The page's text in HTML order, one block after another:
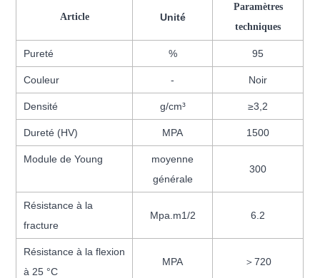
Article Unité
Paramètres
techniques
Pureté % 95
Couleur - Noir
Densité g/cm³ ≥3,2
Dureté (HV) MPA 1500
Module de Young
moyenne
générale
300
Résistance à la
fracture
Mpa.m1/2 6.2
Résistance à la flexion
à 25 °C
MPA ＞720